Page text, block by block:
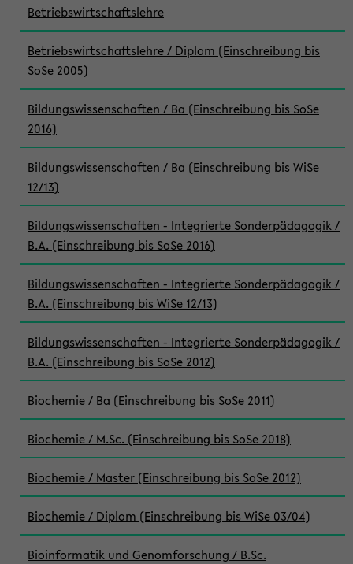
Betriebswirtschaftslehre
Betriebswirtschaftslehre / Diplom (Einschreibung bis
SoSe 2005)
Bildungswissenschaften / Ba (Einschreibung bis SoSe
2016)
Bildungswissenschaften / Ba (Einschreibung bis WiSe
12/13)
Bildungswissenschaften - Integrierte Sonderpädagogik /
B.A. (Einschreibung bis SoSe 2016)
Bildungswissenschaften - Integrierte Sonderpädagogik /
B.A. (Einschreibung bis WiSe 12/13)
Bildungswissenschaften - Integrierte Sonderpädagogik /
B.A. (Einschreibung bis SoSe 2012)
Biochemie / Ba (Einschreibung bis SoSe 2011)
Biochemie / M.Sc. (Einschreibung bis SoSe 2018)
Biochemie / Master (Einschreibung bis SoSe 2012)
Biochemie / Diplom (Einschreibung bis WiSe 03/04)
Bioinformatik und Genomforschung / B.Sc.